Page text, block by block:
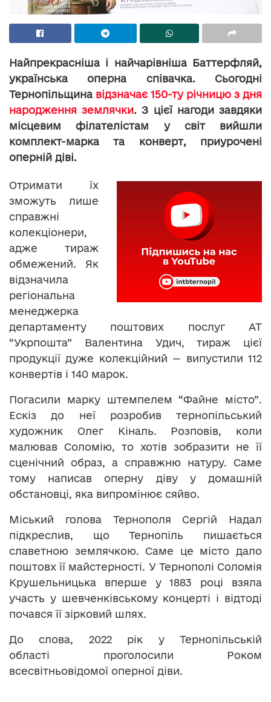
Найпрекрасніша і найчарівніша Баттерфляй,
українська оперна співачка. Сьогодні
Тернопільщина відзначає 150-ту річницю з дня
народження землячки. З цієї нагоди завдяки
місцевим філателістам у світ вийшли
комплект-марка та конверт, приурочені
оперній діві.
Отримати їх
зможуть лише
справжні
колекціонери,
адже тираж
обмежений. Як
відзначила
регіональна
менеджерка
департаменту поштових послуг АТ
“Укрпошта” Валентина Удич, тираж цієї
продукції дуже колекційний — випустили 112
конвертів і 140 марок.
Погасили марку штемпелем “Файне місто”.
Ескіз до неї розробив тернопільський
художник Олег Кіналь. Розповів, коли
малював Соломію, то хотів зобразити не її
сценічний образ, а справжню натуру. Саме
тому написав оперну діву у домашній
обстановці, яка випромінює сяйво.
Міський голова Тернополя Сергій Надал
підкреслив, що Тернопіль пишається
славетною землячкою. Саме це місто дало
поштовх її майстерності. У Тернополі Соломія
Крушельницька вперше у 1883 році взяла
участь у шевченківському концерті і відтоді
почався її зірковий шлях.
До слова, 2022 рік у Тернопільській
області проголосили Роком
всесвітньовідомої оперної діви.